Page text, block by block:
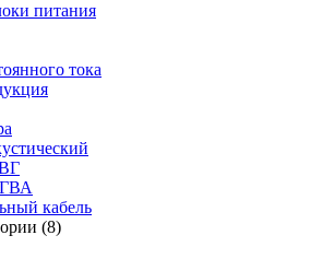
питания
тока
кабель
(8)